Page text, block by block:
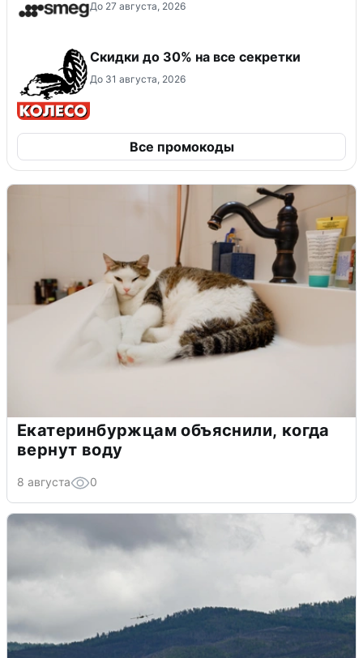
До 27 августа, 2026
Скидки до 30% на все секретки
До 31 августа, 2026
Все промокоды
Екатеринбуржцам объяснили, когда
вернут воду
8 августа 0